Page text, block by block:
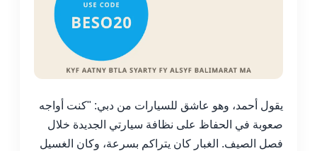
يقول أحمد، وهو عاشق للسيارات من دبي: "كنت أواجه
صعوبة في الحفاظ على نظافة سيارتي الجديدة خلال
فصل الصيف. الغبار كان يتراكم بسرعة، وكان الغسيل